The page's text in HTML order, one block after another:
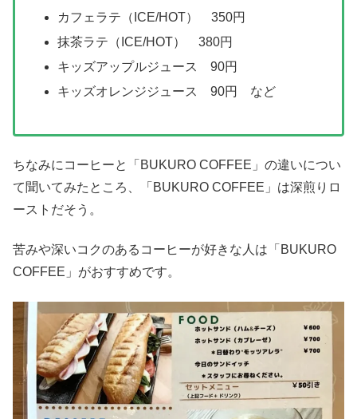
カフェラテ（ICE/HOT） 350円
抹茶ラテ（ICE/HOT） 380円
キッズアップルジュース 90円
キッズオレンジジュース 90円 など
ちなみにコーヒーと「BUKURO COFFEE」の違いについ
て聞いてみたところ、「BUKURO COFFEE」は深煎りロ
ーストだそう。
苦みや深いコクのあるコーヒーが好きな人は「BUKURO
COFFEE」がおすすめです。